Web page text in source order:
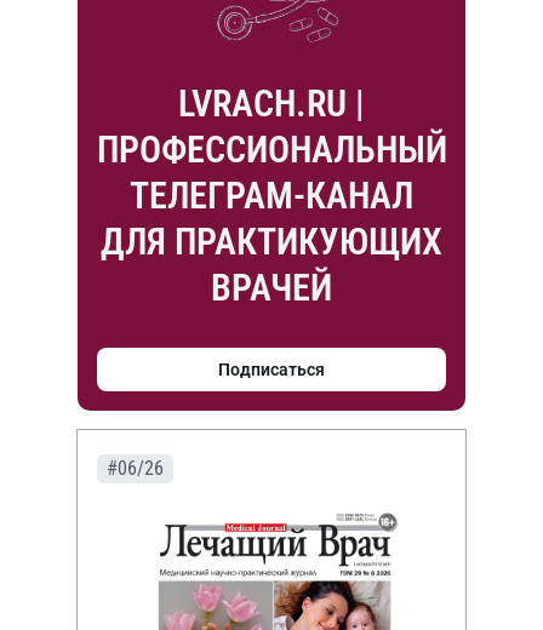
LVRACH.RU |
ПРОФЕССИОНАЛЬНЫЙ
ТЕЛЕГРАМ-КАНАЛ
ДЛЯ ПРАКТИКУЮЩИХ
ВРАЧЕЙ
Подписаться
#06/26